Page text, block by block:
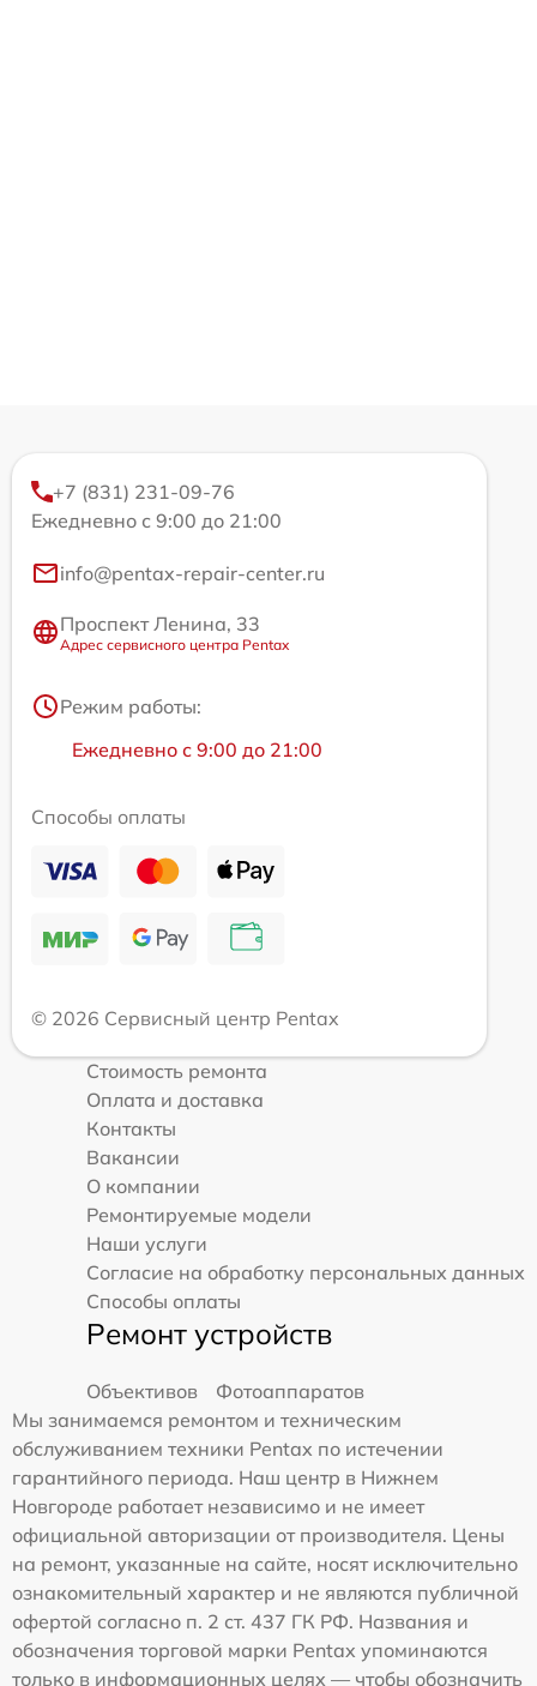
+7 (831) 231-09-76
Ежедневно с 9:00 до 21:00
info@pentax-repair-center.ru
Проспект Ленина, 33
Адрес сервисного центра Pentax
Режим работы:
Ежедневно с 9:00 до 21:00
Способы оплаты
© 2026 Сервисный центр Pentax
Стоимость ремонта
Оплата и доставка
Контакты
Вакансии
О компании
Ремонтируемые модели
Наши услуги
Согласие на обработку персональных данных
Способы оплаты
Ремонт устройств
Объективов
Фотоаппаратов
Мы занимаемся ремонтом и техническим
обслуживанием техники Pentax по истечении
гарантийного периода. Наш центр в Нижнем
Новгороде работает независимо и не имеет
официальной авторизации от производителя. Цены
на ремонт, указанные на сайте, носят исключительно
ознакомительный характер и не являются публичной
офертой согласно п. 2 ст. 437 ГК РФ. Названия и
обозначения торговой марки Pentax упоминаются
только в информационных целях — чтобы обозначить